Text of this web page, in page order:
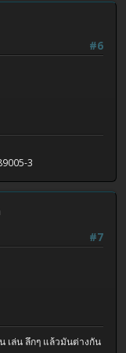
#6
3
#7
เล่น ลึกๆ แล้วมันต่างกัน